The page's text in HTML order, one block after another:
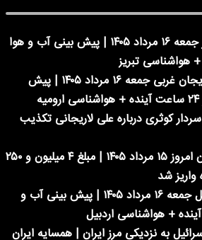
وضعیت هوای فردا تبریز جمعه ۱۶ مرداد ۱۴۰۵ | پیش بینی آب و هوا
وضعیت هوای فردا آذربایجان غربی جمعه ۱۶ مرداد ۱۴۰۵ | پیش
کوثری درباره علی لاریجانی تکذیب
آغاز شارژ حساب کارمندان امروز ۱۵ مرداد ۱۴۰۵ | مبلغ ۴ میلیون و ۲۵۰
واریز شد
وضعیت هوای فردا اردبیل جمعه ۱۶ مرداد ۱۴۰۵ | پیش بینی آب و
به نزدیکی مرز ایران | همسایه ایران